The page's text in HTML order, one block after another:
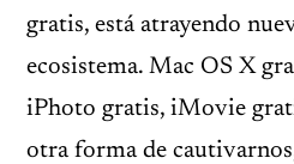
gratis, está atrayendo
ecosistema. Mac OS X
iPhoto gratis, iMovie
otra forma de